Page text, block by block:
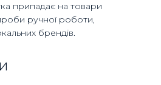
припадає на товари
ручної роботи,
брендів.